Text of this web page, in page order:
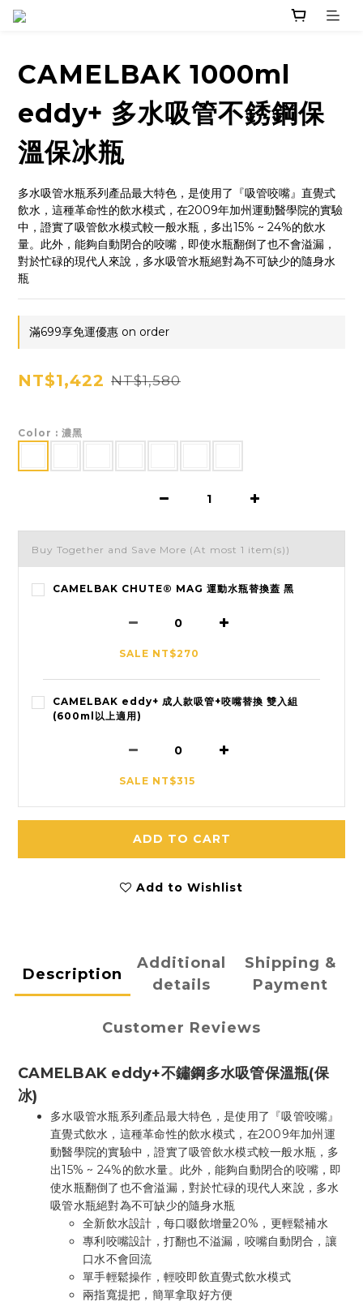
CAMELBAK 1000ml
eddy+ 多水吸管不銹鋼保
溫保冰瓶
多水吸管水瓶系列產品最大特色，是使用了『吸管咬嘴』直覺式
飲水，這種革命性的飲水模式，在2009年加州運動醫學院的實驗
中，證實了吸管飲水模式較一般水瓶，多出15% ~ 24%的飲水
量。此外，能夠自動閉合的咬嘴，即使水瓶翻倒了也不會溢漏，
對於忙碌的現代人來說，多水吸管水瓶絕對為不可缺少的隨身水
瓶
滿699享免運優惠 on order
NT$1,422 NT$1,580
Color : 濃黑
Buy Together and Save More (At most 1 item(s))
CAMELBAK CHUTE® MAG 運動水瓶替換蓋 黑
SALE NT$270
CAMELBAK eddy+ 成人款吸管+咬嘴替換 雙入組
(600ml以上適用)
SALE NT$315
ADD TO CART
Add to Wishlist
Description
Additional
details
Shipping &
Payment
Customer Reviews
CAMELBAK eddy+不鏽鋼多水吸管保溫瓶(保
冰)
多水吸管水瓶系列產品最大特色，是使用了『吸管咬嘴』
直覺式飲水，這種革命性的飲水模式，在2009年加州運
動醫學院的實驗中，證實了吸管飲水模式較一般水瓶，多
出15% ~ 24%的飲水量。此外，能夠自動閉合的咬嘴，即
使水瓶翻倒了也不會溢漏，對於忙碌的現代人來說，多水
吸管水瓶絕對為不可缺少的隨身水瓶
全新飲水設計，每口啜飲增量20%，更輕鬆補水
專利咬嘴設計，打翻也不溢漏，咬嘴自動閉合，讓
口水不會回流
單手輕鬆操作，輕咬即飲直覺式飲水模式
兩指寬提把，簡單拿取好方便